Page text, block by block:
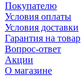
Покупателю
Условия оплаты
Условия доставки
Гарантия на товар
Вопрос-ответ
Акции
О магазине